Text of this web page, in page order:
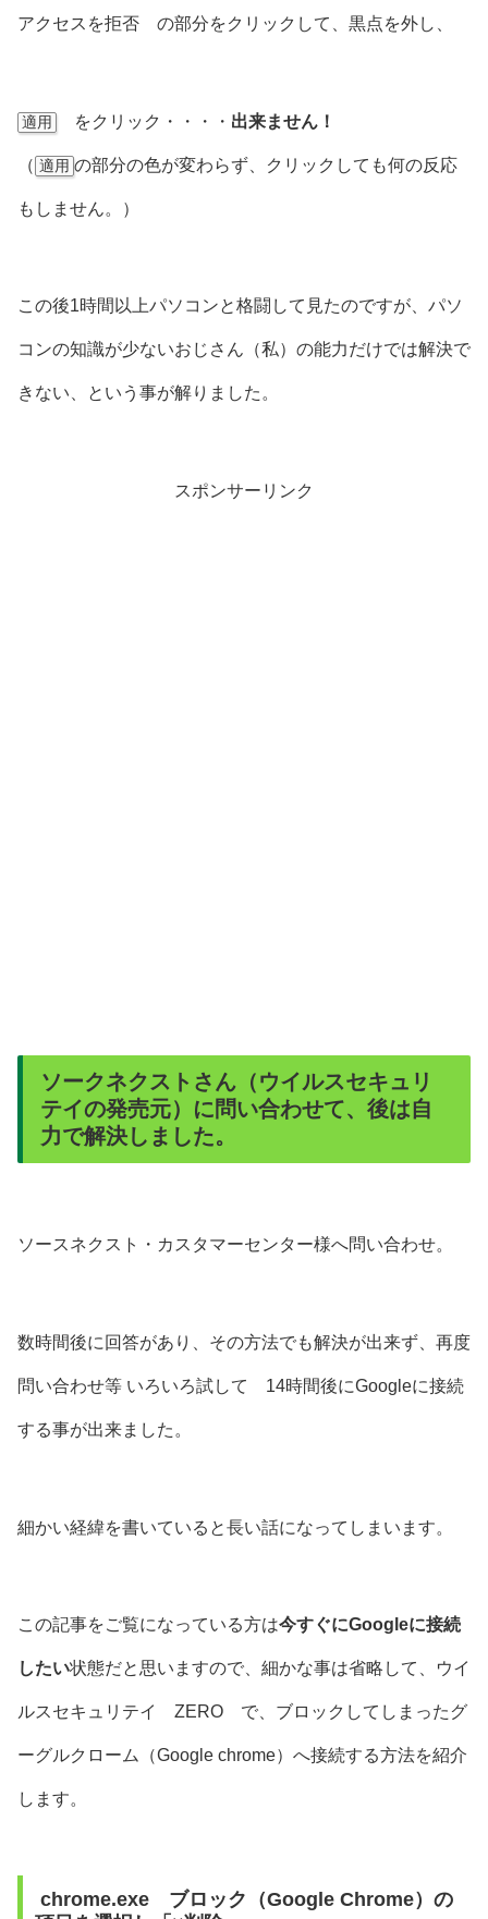
アクセスを拒否 の部分をクリックして、黒点を外し、
適用 をクリック・・・・ 出来ません！
（ 適用 の部分の色が変わらず、クリックしても何の反応
もしません。）
この後1時間以上パソコンと格闘して見たのですが、パソ
コンの知識が少ないおじさん（私）の能力だけでは解決で
きない、という事が解りました。
スポンサーリンク
ソークネクストさん（ウイルスセキュリ
テイの発売元）に問い合わせて、後は自
力で解決しました。
ソースネクスト・カスタマーセンター様へ問い合わせ。
数時間後に回答があり、その方法でも解決が出来ず、再度
問い合わせ等 いろいろ試して 14時間後にGoogleに接続
する事が出来ました。
細かい経緯を書いていると長い話になってしまいます。
この記事をご覧になっている方は今すぐにGoogleに接続
したい状態だと思いますので、細かな事は省略して、ウイ
ルスセキュリテイ ZERO で、ブロックしてしまったグ
ーグルクローム（Google chrome）へ接続する方法を紹介
します。
chrome.exe ブロック（Google Chrome）の